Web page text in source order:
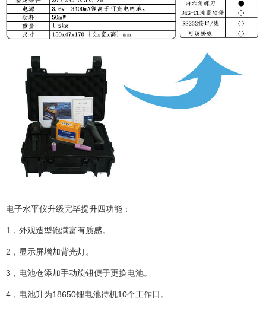
电子水平仪升级完毕提升四功能：
1，外观造型饱满富有质感。
2，显示屏增加背光灯。
3，电池仓添加手动旋钮便于更换电池。
4，电池升为18650锂电池待机10个工作日。